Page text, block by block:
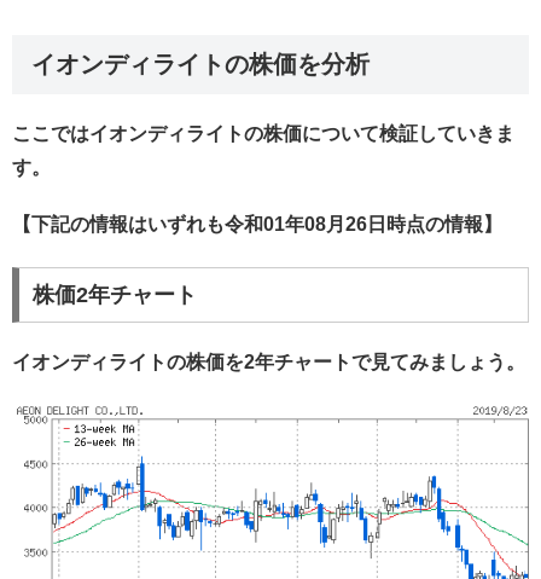
イオンディライトの株価を分析
ここではイオンディライトの株価について検証していきま
す。
【下記の情報はいずれも令和01年08月26日時点の情報】
株価2年チャート
イオンディライトの株価を2年チャートで見てみましょう。